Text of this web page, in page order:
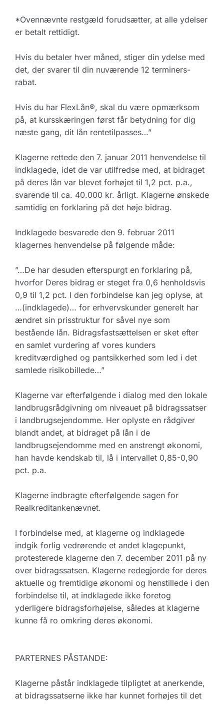
*Ovennævnte restgæld forudsætter, at alle ydelser
er betalt rettidigt.
Hvis du betaler hver måned, stiger din ydelse med
det, der svarer til din nuværende 12 terminers-
rabat.
Hvis du har FlexLån®, skal du være opmærksom
på, at kursskæringen først får betydning for dig
næste gang, dit lån rentetilpasses…”
Klagerne rettede den 7. januar 2011 henvendelse til
indklagede, idet de var utilfredse med, at bidraget
på deres lån var blevet forhøjet til 1,2 pct. p.a.,
svarende til ca. 40.000 kr. årligt. Klagerne ønskede
samtidig en forklaring på det høje bidrag.
Indklagede besvarede den 9. februar 2011
klagernes henvendelse på følgende måde:
”…De har desuden efterspurgt en forklaring på,
hvorfor Deres bidrag er steget fra 0,6 henholdsvis
0,9 til 1,2 pct. I den forbindelse kan jeg oplyse, at
…(indklagede)… for erhvervskunder generelt har
ændret sin prisstruktur for såvel nye som
bestående lån. Bidragsfastsættelsen er sket efter
en samlet vurdering af vores kunders
kreditværdighed og pantsikkerhed som led i det
samlede risikobillede…”
Klagerne var efterfølgende i dialog med den lokale
landbrugsrådgivning om niveauet på bidragssatser
i landbrugsejendomme. Her oplyste en rådgiver
blandt andet, at bidraget på lån i de
landbrugsejendomme med en anstrengt økonomi,
han havde kendskab til, lå i intervallet 0,85-0,90
pct. p.a.
Klagerne indbragte efterfølgende sagen for
Realkreditankenævnet.
I forbindelse med, at klagerne og indklagede
indgik forlig vedrørende et andet klagepunkt,
protesterede klagerne den 7. december 2011 på ny
over bidragssatsen. Klagerne redegjorde for deres
aktuelle og fremtidige økonomi og henstillede i den
forbindelse til, at indklagede ikke foretog
yderligere bidragsforhøjelse, således at klagerne
kunne få ro omkring deres økonomi.
PARTERNES PÅSTANDE:
Klagerne påstår indklagede tilpligtet at anerkende,
at bidragssatserne ikke har kunnet forhøjes til det